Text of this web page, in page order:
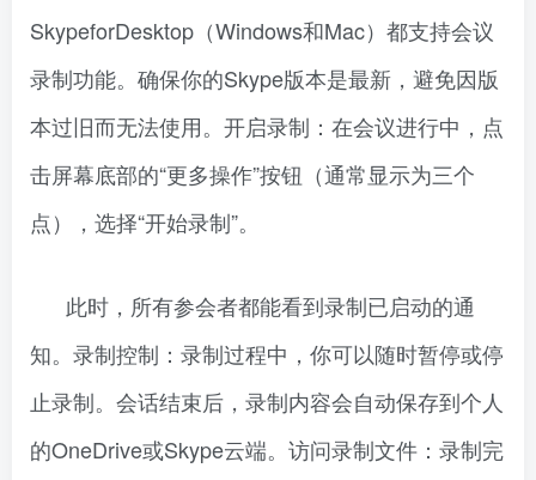
SkypeforDesktop（Windows和Mac）都支持会议
录制功能。确保你的Skype版本是最新，避免因版
本过旧而无法使用。开启录制：在会议进行中，点
击屏幕底部的“更多操作”按钮（通常显示为三个
点），选择“开始录制”。
此时，所有参会者都能看到录制已启动的通
知。录制控制：录制过程中，你可以随时暂停或停
止录制。会话结束后，录制内容会自动保存到个人
的OneDrive或Skype云端。访问录制文件：录制完